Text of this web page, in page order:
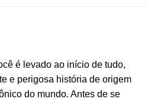
é levado ao início de tudo,
e perigosa história de origem
do mundo. Antes de se